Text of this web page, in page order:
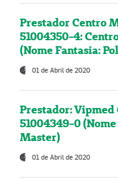
Prestador Centro
51004350-4:
(Nome Fantasia:
01 de Abril de 2020
Prestador:
51004349-0
Master)
01 de Abril de 2020